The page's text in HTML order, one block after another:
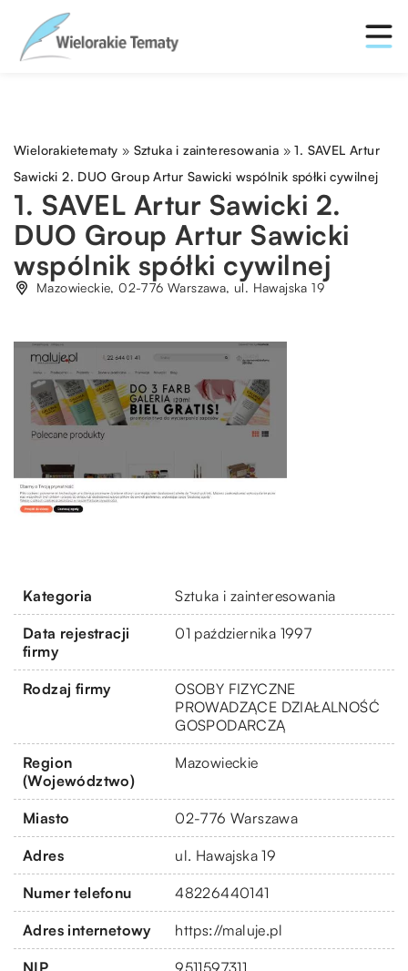
Wielorakietematy » Sztuka i zainteresowania »1. SAVEL Artur
Sawicki 2. DUO Group Artur Sawicki wspólnik spółki cywilnej
1. SAVEL Artur Sawicki 2.
DUO Group Artur Sawicki
wspólnik spółki cywilnej
Mazowieckie, 02-776 Warszawa, ul. Hawajska 19
Kategoria Sztuka i zainteresowania
Data rejestracji
firmy
01 października 1997
Rodzaj firmy
OSOBY FIZYCZNE
PROWADZĄCE DZIAŁALNOŚĆ
GOSPODARCZĄ
Region
(Województwo)
Mazowieckie
Miasto 02-776 Warszawa
Adres ul. Hawajska 19
Numer telefonu 48226440141
Adres internetowy https://maluje.pl
NIP 9511597311